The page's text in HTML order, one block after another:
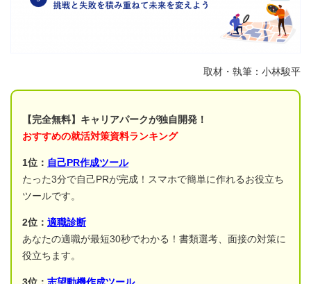
取材・執筆：小林駿平
【完全無料】キャリアパークが独自開発！
おすすめの就活対策資料ランキング
1位： 自己PR作成ツール
たった3分で自己PRが完成！スマホで簡単に作れるお役立ち
ツールです。
2位： 適職診断
あなたの適職が最短30秒でわかる！書類選考、面接の対策に
役立ちます。